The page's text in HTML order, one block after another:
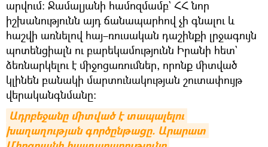
արվում։ Ջամալյանի համոզմամբ` ՀՀ նոր
իշխանությունն այդ ճանապարհով չի գնալու և
հաշվի առնելով հայ–ռուսական դաշինքի լրջագույն
պոտենցիալն ու բարեկամությունն Իրանի հետ`
ձեռնարկելու է միջոցառումներ, որոնք միտված
կլինեն բանակի մարտունակության շուտափույթ
վերականգնմանը։
Ադրբեջանը միտված է տապալելու
խաղաղության գործընթացը. Արարատ